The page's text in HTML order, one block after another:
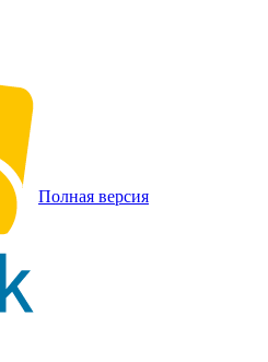
Полная версия